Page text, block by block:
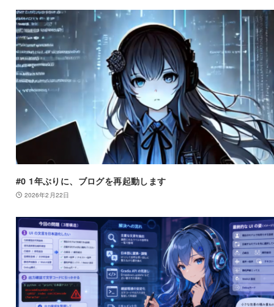
#0 1年ぶりに、ブログを再起動します
2026年2月22日